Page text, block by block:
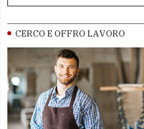
CERCO E OFFRO LAVORO